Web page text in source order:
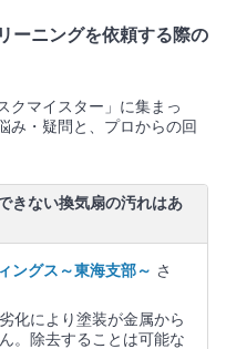
ーニングを依頼する際の
クマイスター」に集まっ
み・疑問と、プロからの回
きない換気扇の汚れはあ
ングス～東海支部～ さ
化により塗装が金属から
。除去することは可能な